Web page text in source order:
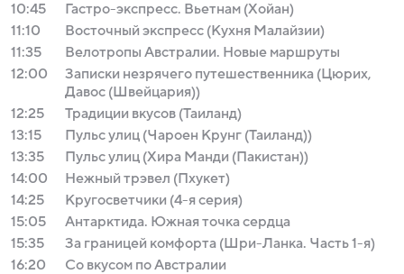
10:45
Гастро-экспресс. Вьетнам (Хойан)
11:10
Восточный экспресс (Кухня Малайзии)
11:35
Велотропы Австралии. Новые маршруты
12:00
Записки незрячего путешественника (Цюрих,
Давос (Швейцария))
12:25
Традиции вкусов (Таиланд)
13:15
Пульс улиц (Чароен Крунг (Таиланд))
13:35
Пульс улиц (Хира Манди (Пакистан))
14:00
Нежный трэвел (Пхукет)
14:25
Кругосветчики (4-я серия)
15:05
Антарктида. Южная точка сердца
15:35
За границей комфорта (Шри-Ланка. Часть 1-я)
16:20
Со вкусом по Австралии